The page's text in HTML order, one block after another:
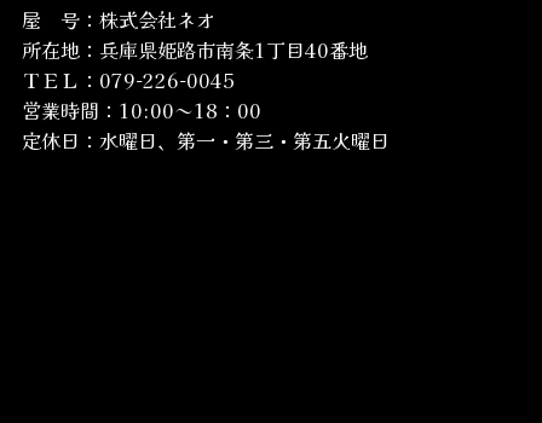
屋 号：株式会社ネオ
所在地： 兵庫県姫路市南条1丁目40番地
ＴＥＬ：079-226-0045
営業時間：10:00～18：00
定休日：水曜日、第一・第三・第五火曜日